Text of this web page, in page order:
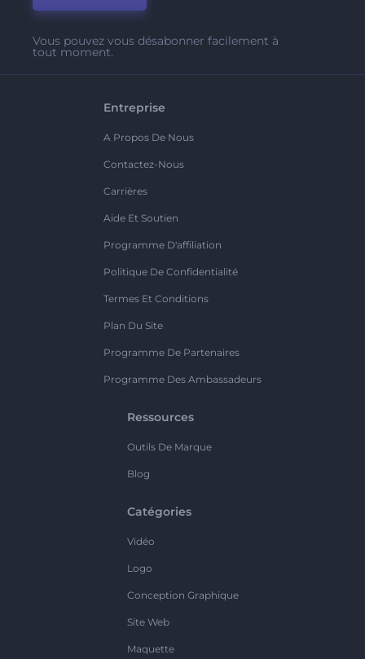
Vous pouvez vous désabonner facilement à
tout moment.
Entreprise
A Propos De Nous
Contactez-Nous
Carrières
Aide Et Soutien
Programme D'affiliation
Politique De Confidentialité
Termes Et Conditions
Plan Du Site
Programme De Partenaires
Programme Des Ambassadeurs
Ressources
Outils De Marque
Blog
Catégories
Vidéo
Logo
Conception Graphique
Site Web
Maquette